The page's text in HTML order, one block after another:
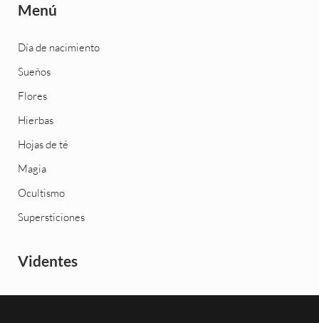
Menú
Día de nacimiento
Sueños
Flores
Hierbas
Hojas de té
Magia
Ocultismo
Supersticiones
Videntes